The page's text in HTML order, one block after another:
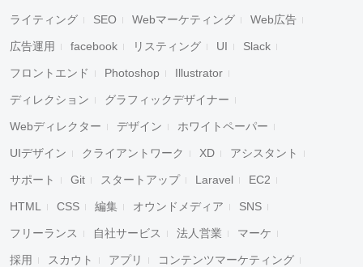
ライティング SEO Webマーケティング Web広告
広告運用 facebook リスティング UI Slack
フロントエンド Photoshop Illustrator
ディレクション グラフィックデザイナー
Webディレクター デザイン ホワイトペーパー
UIデザイン クライアントワーク XD アシスタント
サポート Git スタートアップ Laravel EC2
HTML CSS 編集 オウンドメディア SNS
フリーランス 自社サービス 法人営業 マーケ
採用 スカウト アプリ コンテンツマーケティング